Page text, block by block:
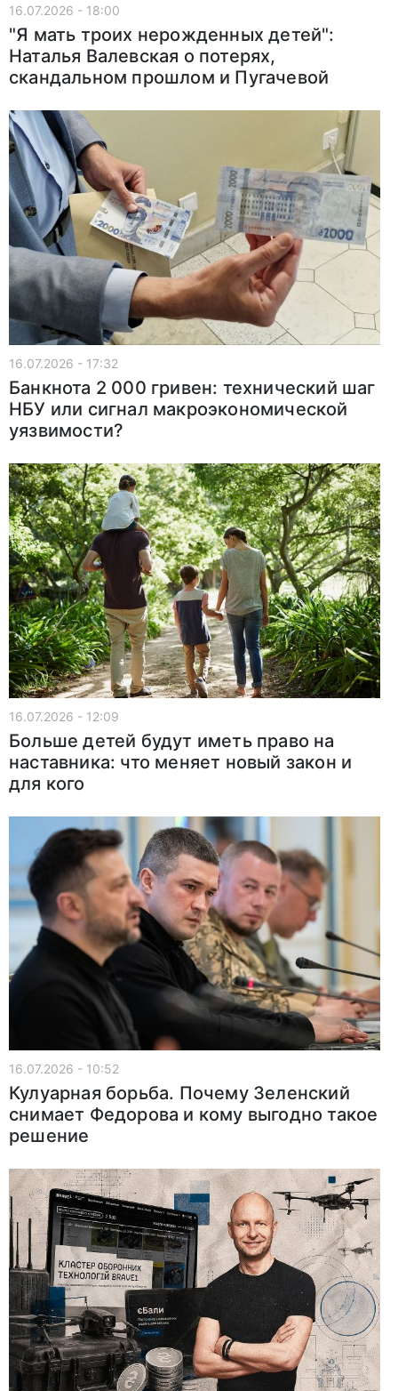
16.07.2026 - 18:00
"Я мать троих нерожденных детей":
Наталья Валевская о потерях,
скандальном прошлом и Пугачевой
16.07.2026 - 17:32
Банкнота 2 000 гривен: технический шаг
НБУ или сигнал макроэкономической
уязвимости?
16.07.2026 - 12:09
Больше детей будут иметь право на
наставника: что меняет новый закон и
для кого
16.07.2026 - 10:52
Кулуарная борьба. Почему Зеленский
снимает Федорова и кому выгодно такое
решение